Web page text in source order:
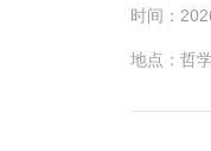
时间：
地点：哲